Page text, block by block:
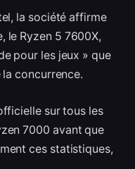
la société affirme
le Ryzen 5 7600X,
pour les jeux » que
concurrence.
sur tous les
7000 avant que
ces statistiques,